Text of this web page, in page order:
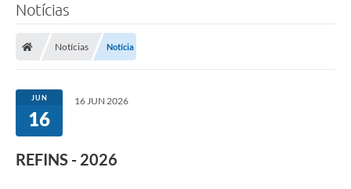
Notícias
Notícias Notícia
JUN
16
16 JUN 2026
REFINS - 2026